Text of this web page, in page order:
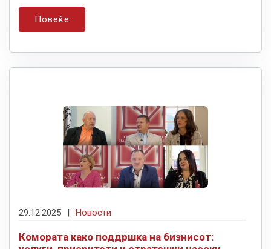
Повеќе
29.12.2025 | Новости
Комората како поддршка на бизнисот: